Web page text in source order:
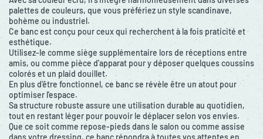
palettes de couleurs, que vous préfériez un style scandinave,
bohème ou industriel.
Ce banc est conçu pour ceux qui recherchent à la fois praticité et
esthétique.
Utilisez-le comme siège supplémentaire lors de réceptions entre
amis, ou comme pièce d'apparat pour y déposer quelques coussins
colorés et un plaid douillet.
En plus d'être fonctionnel, ce banc se révèle être un atout pour
optimiser l'espace.
Sa structure robuste assure une utilisation durable au quotidien,
tout en restant léger pour pouvoir le déplacer selon vos envies.
Que ce soit comme repose-pieds dans le salon ou comme assise
dans votre dressing, ce banc répondra à toutes vos attentes en